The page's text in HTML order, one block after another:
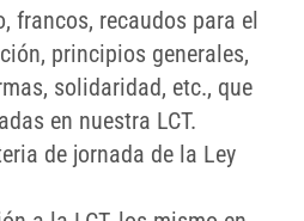
francos, recaudos para el
principios generales,
solidaridad, etc., que
en nuestra LCT.
de jornada de la Ley